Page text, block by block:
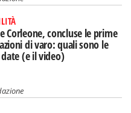
Corleone, concluse le prime
di varo: quali sono le
(e il video)